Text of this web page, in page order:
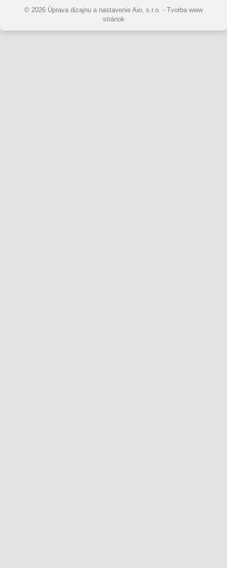
© 2026 Úprava dizajnu a nastavenie Aio, s.r.o. - Tvorba www
stránok